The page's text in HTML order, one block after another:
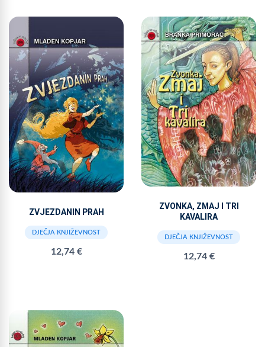
ZVJEZDANIN PRAH
DJEČJA KNJIŽEVNOST
12,74 €
ZVONKA, ZMAJ I TRI
KAVALIRA
DJEČJA KNJIŽEVNOST
12,74 €